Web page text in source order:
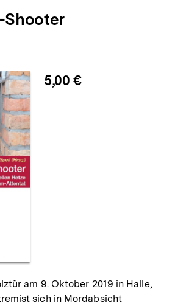
Shooter
5,00 €
am 9. Oktober 2019 in Halle,
sich in Mordabsicht